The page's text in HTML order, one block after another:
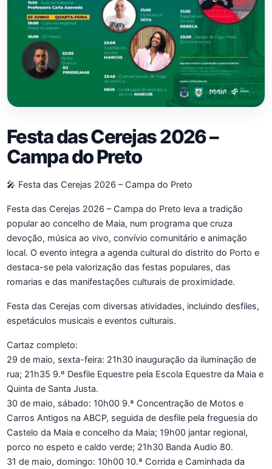
Festa das Cerejas 2026 –
Campa do Preto
🎤 Festa das Cerejas 2026 – Campa do Preto
Festa das Cerejas 2026 – Campa do Preto leva a tradição
popular ao concelho de Maia, num programa que cruza
devoção, música ao vivo, convívio comunitário e animação
local. O evento integra a agenda cultural do distrito do Porto e
destaca-se pela valorização das festas populares, das
romarias e das manifestações culturais de proximidade.
Festa das Cerejas com diversas atividades, incluindo desfiles,
espetáculos musicais e eventos culturais.
Cartaz completo:
29 de maio, sexta-feira: 21h30 inauguração da iluminação de
rua; 21h35 9.º Desfile Equestre pela Escola Equestre da Maia e
Quinta de Santa Justa.
30 de maio, sábado: 10h00 9.ª Concentração de Motos e
Carros Antigos na ABCP, seguida de desfile pela freguesia do
Castelo da Maia e concelho da Maia; 19h00 jantar regional,
porco no espeto e caldo verde; 21h30 Banda Audio 80.
31 de maio, domingo: 10h00 10.ª Corrida e Caminhada da